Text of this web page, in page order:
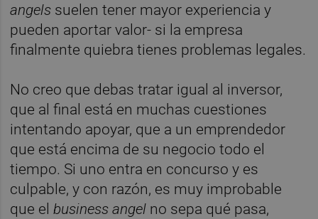
angels suelen tener mayor experiencia y
pueden aportar valor- si la empresa
finalmente quiebra tienes problemas legales.
No creo que debas tratar igual al inversor,
que al final está en muchas cuestiones
intentando apoyar, que a un emprendedor
que está encima de su negocio todo el
tiempo. Si uno entra en concurso y es
culpable, y con razón, es muy improbable
que elbusiness angel no sepa qué pasa,